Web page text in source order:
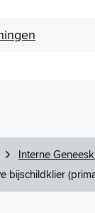
Interne
bijschildklier